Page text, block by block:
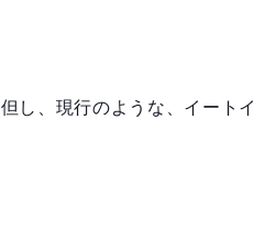
し、現行のような、イートイ